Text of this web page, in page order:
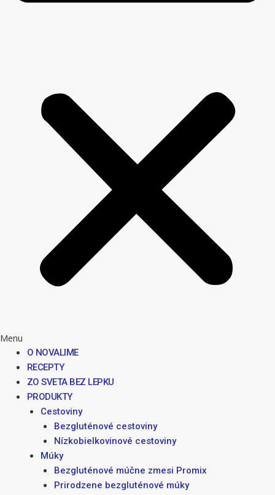
Menu
O NOVALIME
RECEPTY
ZO SVETA BEZ LEPKU
PRODUKTY
Cestoviny
Bezgluténové cestoviny
Nízkobielkovinové cestoviny
Múky
Bezgluténové múčne zmesi Promix
Prirodzene bezgluténové múky